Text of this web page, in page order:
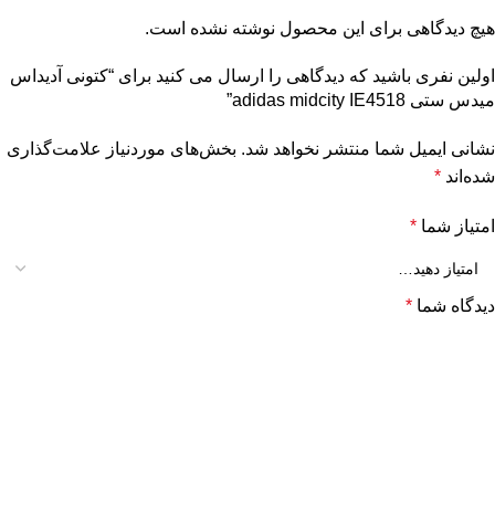
هیچ دیدگاهی برای این محصول نوشته نشده است.
اولین نفری باشید که دیدگاهی را ارسال می کنید برای “کتونی آدیداس
میدس ستی adidas midcity IE4518”
نشانی ایمیل شما منتشر نخواهد شد. بخش‌های موردنیاز علامت‌گذاری
شده‌اند *
امتیاز شما *
دیدگاه شما *